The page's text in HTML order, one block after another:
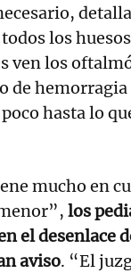
los
ven los
de
hasta lo
mucho en
los
el desenlace
aviso. “El